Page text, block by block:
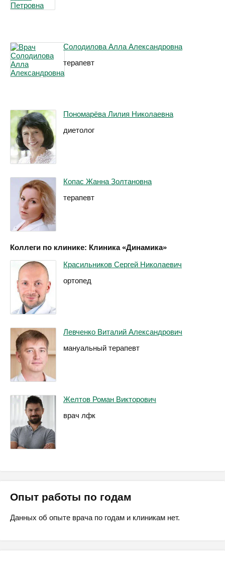
Солодилова Алла Александровна
терапевт
Пономарёва Лилия Николаевна
диетолог
Копас Жанна Золтановна
терапевт
Коллеги по клинике: Клиника «Динамика»
Красильников Сергей Николаевич
ортопед
Левченко Виталий Александрович
мануальный терапевт
Желтов Роман Викторович
врач лфк
Опыт работы по годам
Данных об опыте врача по годам и клиникам нет.